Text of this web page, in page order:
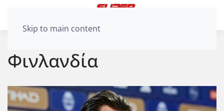
Skip to main content
Φινλανδία